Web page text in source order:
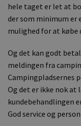
hele taget er let at
der som minimum er
mulighed for at købe
Og det kan godt
meldingen fra
Campingpladsernes
Og det er ikke nok at
kundebehandlingen
God service og